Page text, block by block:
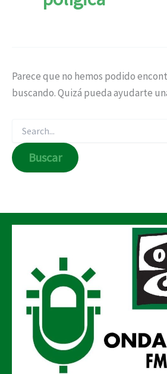
Parece que no hemos podido
buscando. Quizá pueda ayudarte